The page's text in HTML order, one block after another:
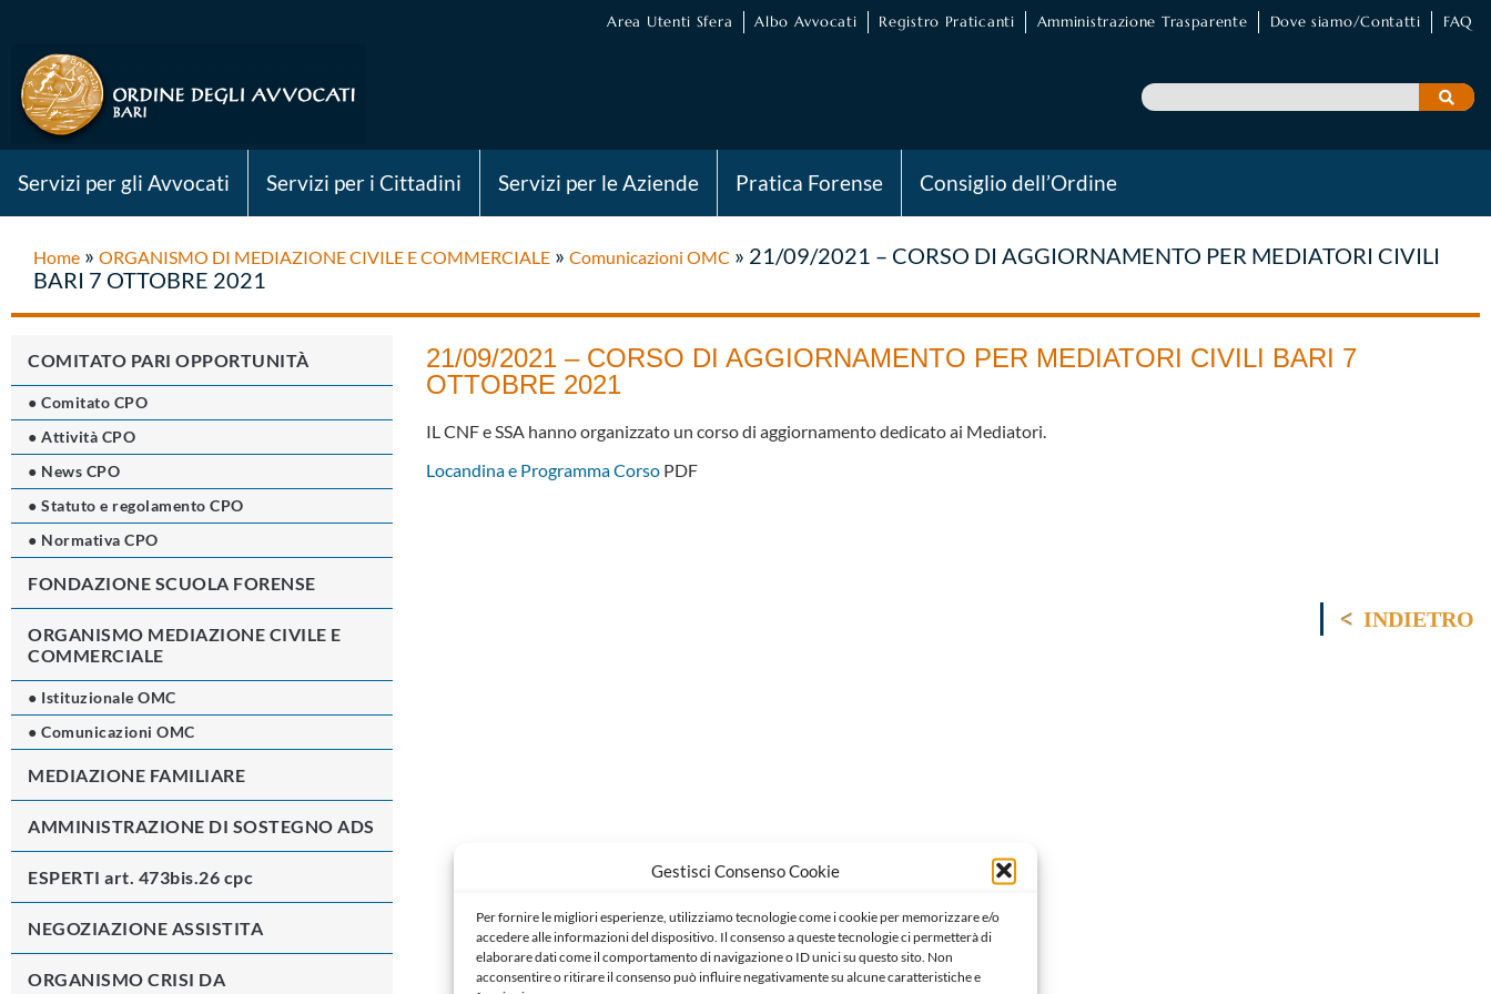
Gestisci Consenso Cookie
Per fornire le migliori esperienze, utilizziamo tecnologie come i cookie per memorizzare e/o
accedere alle informazioni del dispositivo. Il consenso a queste tecnologie ci permetterà di
elaborare dati come il comportamento di navigazione o ID unici su questo sito. Non
acconsentire o ritirare il consenso può influire negativamente su alcune caratteristiche e
Area Utenti Sfera Albo Avvocati Registro Praticanti Amministrazione Trasparente Dove siamo/Contatti FAQ
Servizi per gli Avvocati Servizi per i Cittadini Servizi per le Aziende Pratica Forense Consiglio dell’Ordine
Home » ORGANISMO DI MEDIAZIONE CIVILE E COMMERCIALE » Comunicazioni OMC » 21/09/2021 – CORSO DI AGGIORNAMENTO PER MEDIATORI CIVILI
BARI 7 OTTOBRE 2021
COMITATO PARI OPPORTUNITÀ
● Comitato CPO
● Attività CPO
● News CPO
● Statuto e regolamento CPO
● Normativa CPO
FONDAZIONE SCUOLA FORENSE
ORGANISMO MEDIAZIONE CIVILE E
COMMERCIALE
● Istituzionale OMC
● Comunicazioni OMC
MEDIAZIONE FAMILIARE
AMMINISTRAZIONE DI SOSTEGNO ADS
ESPERTI art. 473bis.26 cpc
NEGOZIAZIONE ASSISTITA
ORGANISMO CRISI DA
21/09/2021 – CORSO DI AGGIORNAMENTO PER MEDIATORI CIVILI BARI 7
OTTOBRE 2021
IL CNF e SSA hanno organizzato un corso di aggiornamento dedicato ai Mediatori.
Locandina e Programma Corso PDF
INDIETRO